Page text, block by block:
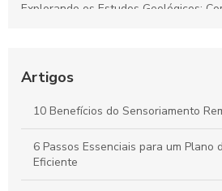
Explorando os Estudos Geológicos:
revoluciona a coleta de dados em
Plano de Gerenciamento de Riscos
Trabalho: Guia Completo para
Resultados
Guia Completo para Criar um Plano
Artigos
10 Benefícios do Sensoriamento
6 Passos Essenciais para um Plano
Eficiente